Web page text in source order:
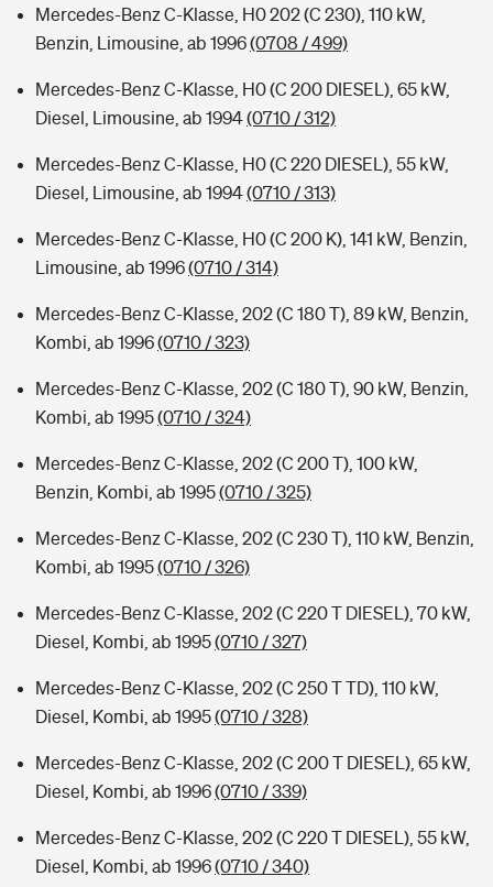
Mercedes-Benz C-Klasse, H0 202 (C 230), 110 kW,
Benzin, Limousine, ab 1996(0708 / 499)
Mercedes-Benz C-Klasse, H0 (C 200 DIESEL), 65 kW,
Diesel, Limousine, ab 1994(0710 / 312)
Mercedes-Benz C-Klasse, H0 (C 220 DIESEL), 55 kW,
Diesel, Limousine, ab 1994(0710 / 313)
Mercedes-Benz C-Klasse, H0 (C 200 K), 141 kW, Benzin,
Limousine, ab 1996(0710 / 314)
Mercedes-Benz C-Klasse, 202 (C 180 T), 89 kW, Benzin,
Kombi, ab 1996(0710 / 323)
Mercedes-Benz C-Klasse, 202 (C 180 T), 90 kW, Benzin,
Kombi, ab 1995(0710 / 324)
Mercedes-Benz C-Klasse, 202 (C 200 T), 100 kW,
Benzin, Kombi, ab 1995(0710 / 325)
Mercedes-Benz C-Klasse, 202 (C 230 T), 110 kW, Benzin,
Kombi, ab 1995(0710 / 326)
Mercedes-Benz C-Klasse, 202 (C 220 T DIESEL), 70 kW,
Diesel, Kombi, ab 1995(0710 / 327)
Mercedes-Benz C-Klasse, 202 (C 250 T TD), 110 kW,
Diesel, Kombi, ab 1995(0710 / 328)
Mercedes-Benz C-Klasse, 202 (C 200 T DIESEL), 65 kW,
Diesel, Kombi, ab 1996(0710 / 339)
Mercedes-Benz C-Klasse, 202 (C 220 T DIESEL), 55 kW,
Diesel, Kombi, ab 1996(0710 / 340)